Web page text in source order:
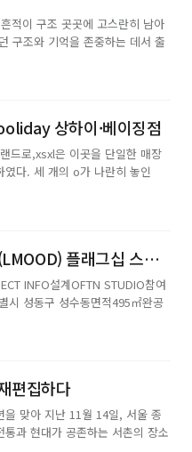
적이 구조 곳곳에 고스란히 남아
구조와 기억을 존중하는 데서 출
상하이·베이징점
드로,xsxl은 이곳을 단일한 매장
다. 세 개의 o가 나란히 놓인
균형감과 깊이, 고유한 무드의 무게를 담은 엘무드(LMOOD) 플래그십 스토어
INFO설계OFTN STUDIO참여
시 성동구 성수동면적495㎡완공
편집하다
을 맞아 지난 11월 14일, 서울 종
과 현대가 공존하는 서촌의 장소